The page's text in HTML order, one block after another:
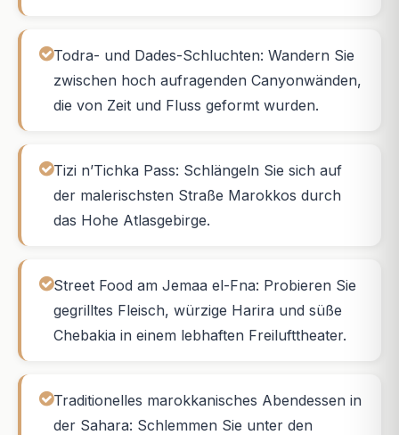
Todra- und Dades-Schluchten: Wandern Sie
zwischen hoch aufragenden Canyonwänden,
die von Zeit und Fluss geformt wurden.
Tizi n’Tichka Pass: Schlängeln Sie sich auf
der malerischsten Straße Marokkos durch
das Hohe Atlasgebirge.
Street Food am Jemaa el-Fna: Probieren Sie
gegrilltes Fleisch, würzige Harira und süße
Chebakia in einem lebhaften Freilufttheater.
Traditionelles marokkanisches Abendessen in
der Sahara: Schlemmen Sie unter den